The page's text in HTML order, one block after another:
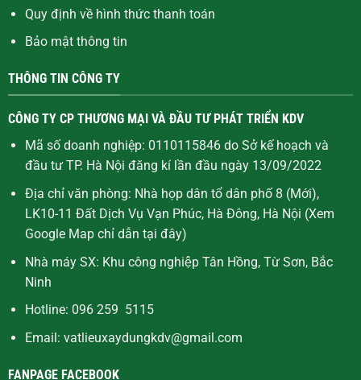
Quy định về hình thức thanh toán
Bảo mật thông tin
THÔNG TIN CÔNG TY
CÔNG TY CP THƯƠNG MẠI VÀ ĐẦU TƯ PHÁT TRIỂN KDV
Mã số doanh nghiệp: 0110115846 do Sở kế hoạch và
đầu tư TP. Hà Nội đăng kí lần đầu ngày 13/09/2022
Địa chỉ văn phòng: Nhà họp dân tổ dân phố 8 (Mới),
LK10-11 Đất Dịch Vụ Vạn Phúc, Hà Đông, Hà Nội (Xem
Google Map chỉ dẫn tại đây)
Nhà máy SX: Khu công nghiệp Tân Hồng, Từ Sơn, Bắc
Ninh
Hotline: 096 259 5115
Email: vatlieuxaydungkdv@gmail.com
FANPAGE FACEBOOK